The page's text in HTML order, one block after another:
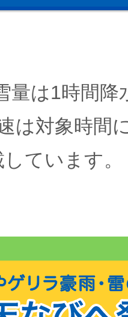
量は1時間降
は対象時間
ています。